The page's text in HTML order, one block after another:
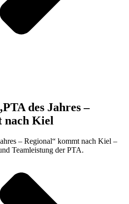
des Jahres –
nach Kiel
– Regional“ kommt nach Kiel –
Teamleistung der PTA.